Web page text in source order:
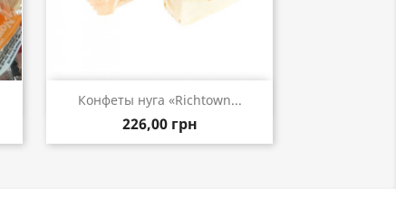
Конфеты нуга «Richtown...
226,00 грн
Быстрый просмотр